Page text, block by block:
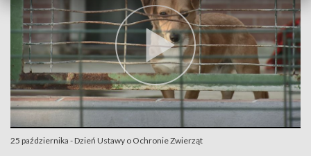
25 października - Dzień Ustawy o Ochronie Zwierząt